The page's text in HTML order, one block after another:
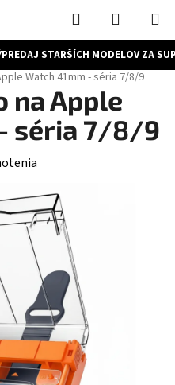
STARŠÍCH MODELOV ZA
Hľadať
KOŠÍK
Watch 41mm - séria 7/8/9
na Apple
séria 7/8/9